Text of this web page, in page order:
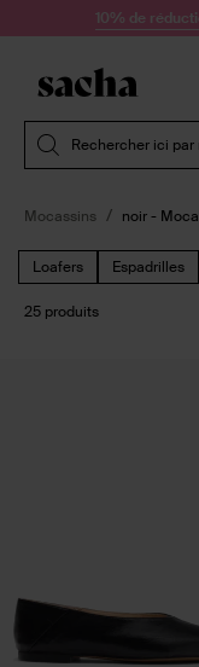
Passer au contenu
10% de
Rechercher ici
Mocassins noir -
Loafers Espadrilles
25 produits